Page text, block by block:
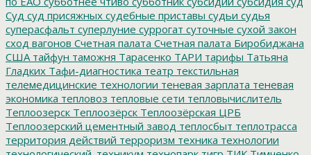
Суд суд присяжных судебные приставы судьи судья
суперасфальт суперлуние суррогат суточные сухой закон
сход вагонов Счетная палата Счетная палата Биробиджана
США тайфун таможня Тарасенко ТАРИ тарифы Татьяна
Гладких Тафи-диагностика театр текстильная
телемедицинские технологии теневая зарплата теневая
экономика тепловоз тепловые сети тепловычислитель
Теплоозерск Теплоозёрск Теплоозёрская ЦРБ
Теплоозерский цементный завод теплосбыт теплотрасса
территория действий терроризм техника технологии